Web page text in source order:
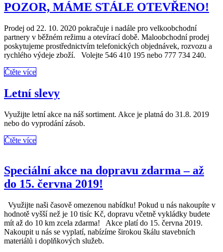
POZOR, MÁME STÁLE OTEVŘENO!
Prodej od 22. 10. 2020 pokračuje i nadále pro velkoobchodní
partnery v běžném režimu a otevírací době. Maloobchodní prodej
poskytujeme prostřednictvím telefonických objednávek, rozvozu a
rychlého výdeje zboží. Volejte 546 410 195 nebo 777 734 240.
Čtěte víceMore
Letní slevy
Využijte letní akce na náš sortiment. Akce je platná do 31.8. 2019
nebo do vyprodání zásob.
Čtěte víceMore
Speciální akce na dopravu zdarma – až
do 15. června 2019!
Využijte naši časově omezenou nabídku! Pokud u nás nakoupíte v
hodnotě vyšší než je 10 tisíc Kč, dopravu včetně vykládky budete
mít až do 10 km zcela zdarma! Akce platí do 15. června 2019.
Nakoupit u nás se vyplatí, nabízíme širokou škálu stavebních
materiálů i doplňkových služeb.